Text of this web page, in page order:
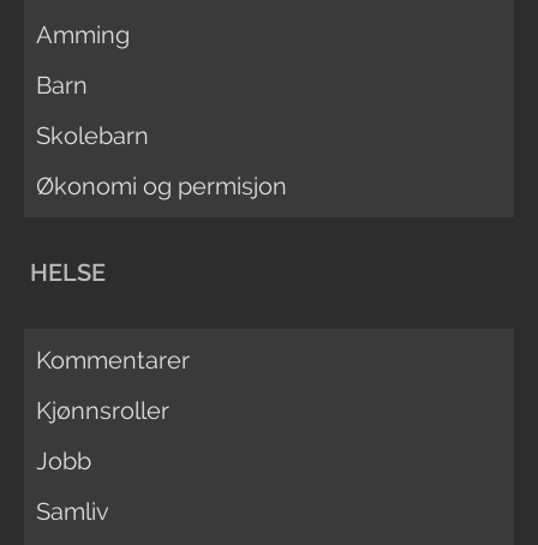
Amming
Barn
Skolebarn
Økonomi og permisjon
HELSE
Kommentarer
Kjønnsroller
Jobb
Samliv